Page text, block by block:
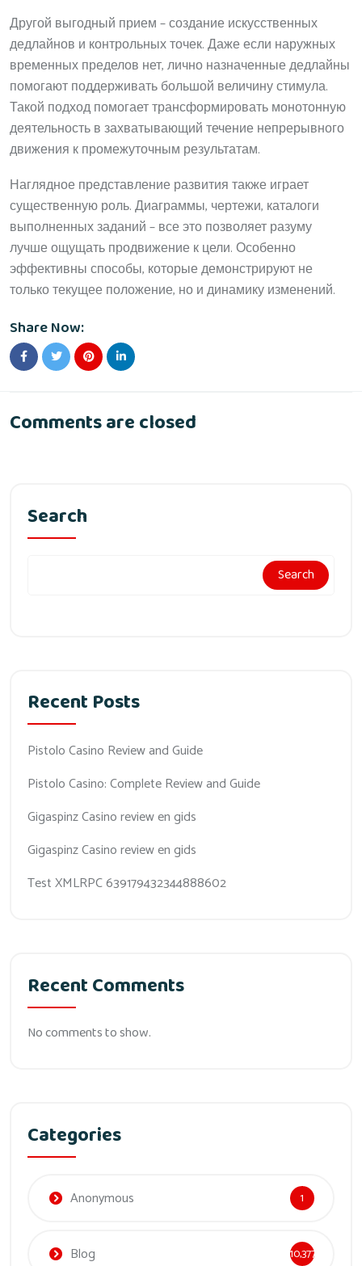
Другой выгодный прием – создание искусственных
дедлайнов и контрольных точек. Даже если наружных
временных пределов нет, лично назначенные дедлайны
помогают поддерживать большой величину стимула.
Такой подход помогает трансформировать монотонную
деятельность в захватывающий течение непрерывного
движения к промежуточным результатам.
Наглядное представление развития также играет
существенную роль. Диаграммы, чертежи, каталоги
выполненных заданий – все это позволяет разуму
лучше ощущать продвижение к цели. Особенно
эффективны способы, которые демонстрируют не
только текущее положение, но и динамику изменений.
Share Now:
Comments are closed
Search
Search
Recent Posts
Pistolo Casino Review and Guide
Pistolo Casino: Complete Review and Guide
Gigaspinz Casino review en gids
Gigaspinz Casino review en gids
Test XMLRPC 639179432344888602
Recent Comments
No comments to show.
Categories
Anonymous 1
Blog 10,377